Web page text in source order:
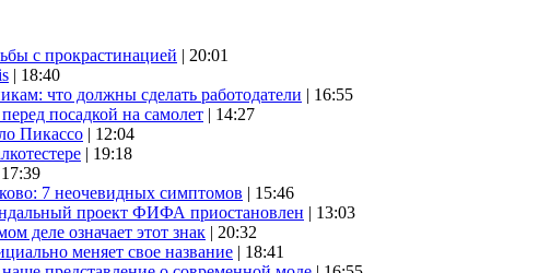
с прокрастинацией | 20:01
| 18:40
что должны сделать работодатели | 16:55
посадкой на самолет | 14:27
Пикассо | 12:04
| 19:18
7 неочевидных симптомов | 15:46
проект ФИФА приостановлен | 13:03
деле означает этот знак | 20:32
меняет свое название | 18:41